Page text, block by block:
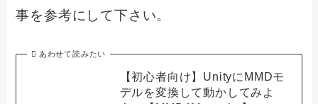
事を参考にして下さい。
あわせて読みたい
【初心者向け】UnityにMMDモ
デルを変換して動かしてみよ